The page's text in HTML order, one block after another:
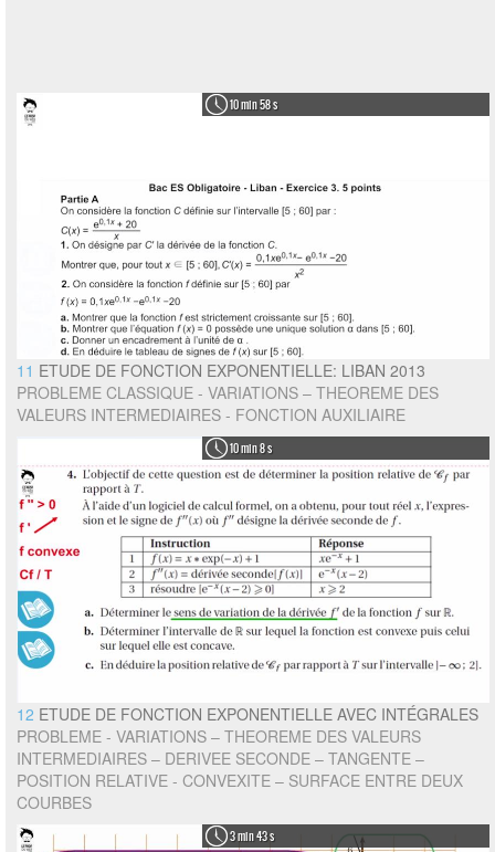
10 min 58 s
11 ETUDE DE FONCTION EXPONENTIELLE: LIBAN 2013
PROBLEME CLASSIQUE - VARIATIONS – THEOREME DES
VALEURS INTERMEDIAIRES - FONCTION AUXILIAIRE
10 min 8 s
12 ETUDE DE FONCTION EXPONENTIELLE AVEC INTÉGRALES
PROBLEME - VARIATIONS – THEOREME DES VALEURS
INTERMEDIAIRES – DERIVEE SECONDE – TANGENTE –
POSITION RELATIVE - CONVEXITE – SURFACE ENTRE DEUX
COURBES
3 min 43 s